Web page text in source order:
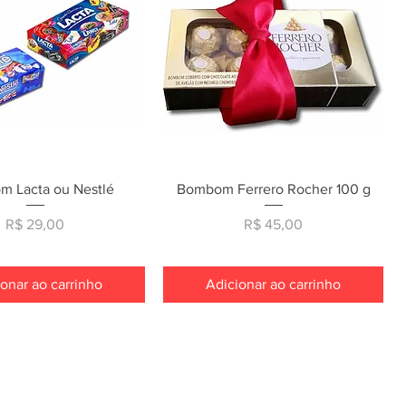
rápida
Lacta ou Nestlé
Preço
R$ 29,00
ao carrinho
Visualização rápida
Bombom Ferrero Rocher 100 g
Preço
R$ 45,00
Adicionar ao carrinho